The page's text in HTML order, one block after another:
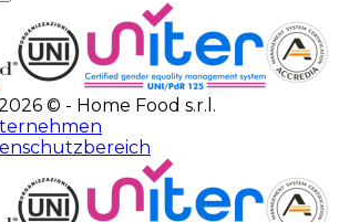
© - Home Food s.r.l.